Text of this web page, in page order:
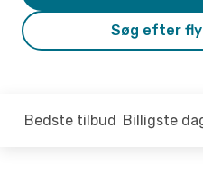
Søg efter
Bedste tilbud Billigste